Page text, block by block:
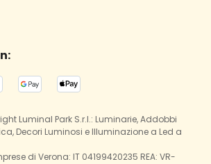
Luminal Park S.r.l.: Luminarie, Addobbi
Decori Luminosi e Illuminazione a Led a
di Verona: IT 04199420235 REA: VR-